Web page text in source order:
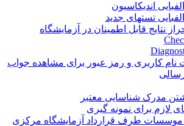
اندیکاسیون
تستهای جدید
نتایج قابل اطمینان در آزمایشگاه
نام کاربری و رمز عبور برای مشاهده جواب
مدرک شناسایی معتبر
لازم برای نمونه گیری
موسسات طرف قرارداد آزمایشگاه مرکزی